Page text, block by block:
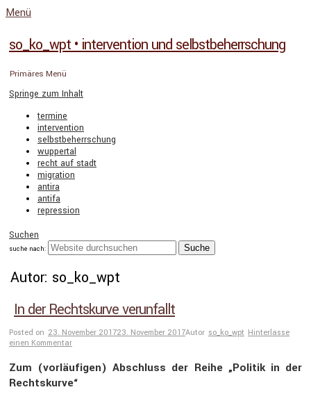
Menü
so_ko_wpt • intervention und selbstbeherrschung
Primäres Menü
Springe zum Inhalt
termine
intervention
selbstbeherrschung
wuppertal
recht auf stadt
migration
antira
antifa
repression
Suchen
suche nach:
Autor: so_ko_wpt
In der Rechtskurve verunfallt
Posted on 23. November 201723. November 2017Autor so_ko_wpt Hinterlasse
einen Kommentar
Zum (vorläu­figen) Abschluss der Reihe „Politik in der
Rechts­kurve“